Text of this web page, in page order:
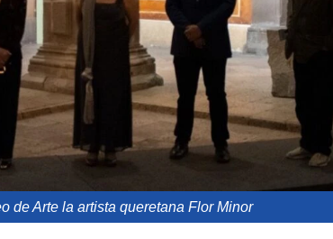
de Arte la artista queretana Flor Minor